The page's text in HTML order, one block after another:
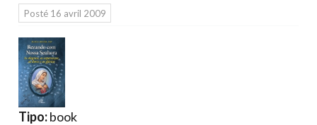
Posté 16 avril 2009
Tipo:book